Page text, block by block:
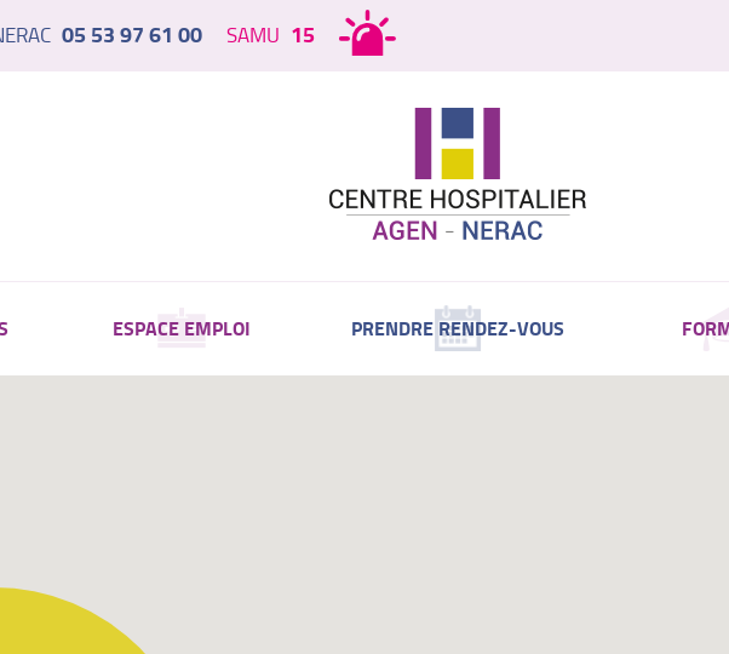
05 53 97 61 00 SAMU 15
ESPACE EMPLOI PRENDRE RENDEZ-VOUS